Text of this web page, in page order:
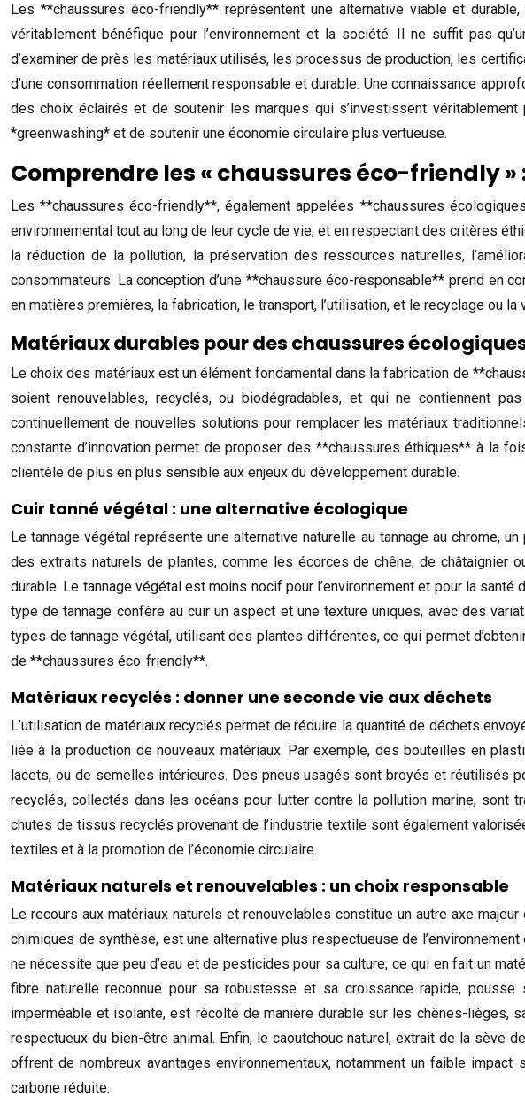
Les **chaussures éco-friendly** représentent une alternative viable et
véritablement bénéfique pour l’environnement et la société. Il ne suffit pas
d’examiner de près les matériaux utilisés, les processus de production, les
d’une consommation réellement responsable et durable. Une connaissance
des choix éclairés et de soutenir les marques qui s’investissent
*greenwashing* et de soutenir une économie circulaire plus vertueuse.
Comprendre les « chaussures éco-friendly
Les **chaussures éco-friendly**, également appelées **chaussures
environnemental tout au long de leur cycle de vie, et en respectant des critères
la réduction de la pollution, la préservation des ressources naturelles,
consommateurs. La conception d’une **chaussure éco-responsable** prend en
en matières premières, la fabrication, le transport, l’utilisation, et le recyclage ou
Matériaux durables pour des chaussures
Le choix des matériaux est un élément fondamental dans la fabrication de
soient renouvelables, recyclés, ou biodégradables, et qui ne contiennent
continuellement de nouvelles solutions pour remplacer les matériaux
constante d’innovation permet de proposer des **chaussures éthiques** à la
clientèle de plus en plus sensible aux enjeux du développement durable.
Cuir tanné végétal : une alternative écologique
Le tannage végétal représente une alternative naturelle au tannage au chrome,
des extraits naturels de plantes, comme les écorces de chêne, de châtaignier
durable. Le tannage végétal est moins nocif pour l’environnement et pour la
type de tannage confère au cuir un aspect et une texture uniques, avec des
types de tannage végétal, utilisant des plantes différentes, ce qui permet
de **chaussures éco-friendly**.
Matériaux recyclés : donner une seconde vie aux déchets
L’utilisation de matériaux recyclés permet de réduire la quantité de déchets
liée à la production de nouveaux matériaux. Par exemple, des bouteilles en
lacets, ou de semelles intérieures. Des pneus usagés sont broyés et réutilisés
recyclés, collectés dans les océans pour lutter contre la pollution marine, sont
chutes de tissus recyclés provenant de l’industrie textile sont également
textiles et à la promotion de l’économie circulaire.
Matériaux naturels et renouvelables : un choix responsable
Le recours aux matériaux naturels et renouvelables constitue un autre axe
chimiques de synthèse, est une alternative plus respectueuse de
ne nécessite que peu d’eau et de pesticides pour sa culture, ce qui en fait un
fibre naturelle reconnue pour sa robustesse et sa croissance rapide, pousse
imperméable et isolante, est récolté de manière durable sur les chênes-lièges,
respectueux du bien-être animal. Enfin, le caoutchouc naturel, extrait de la sève
offrent de nombreux avantages environnementaux, notamment un faible
carbone réduite.